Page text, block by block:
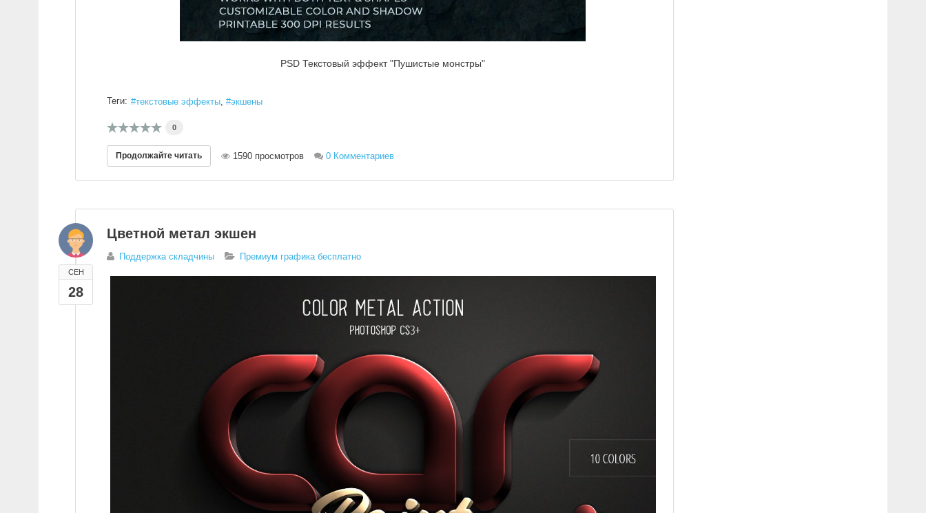
PSD Текстовый эффект "Пушистые монстры"
Теги: текстовые эффекты экшены
0
Продолжайте читать 1590 просмотров 0 Комментариев
СЕН
28
Цветной метал экшен
Поддержка складчины Премиум графика бесплатно
Пароль